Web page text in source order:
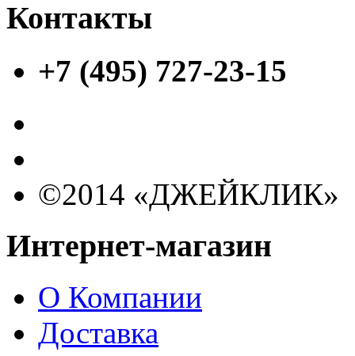
Контакты
+7 (495) 727-23-15
©2014 «ДЖЕЙКЛИК»
Интернет-магазин
О Компании
Доставка